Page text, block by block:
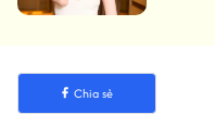
Chia sẻ